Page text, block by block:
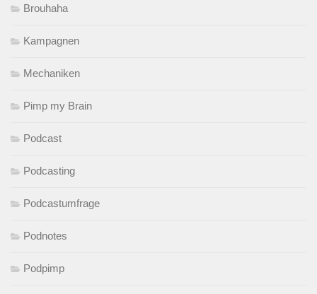
Brouhaha
Kampagnen
Mechaniken
Pimp my Brain
Podcast
Podcasting
Podcastumfrage
Podnotes
Podpimp